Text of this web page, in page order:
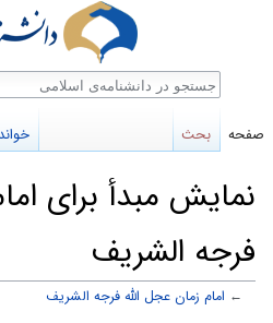
نمایش مبدأ برای
فرجه الشریف
← امام زمان عجل الله فرجه الشریف
صفحه بحث
جستجو